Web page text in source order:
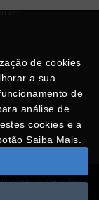
da loja online
de cookies
a sua
de
análise de
cookies e a
Saiba Mais.